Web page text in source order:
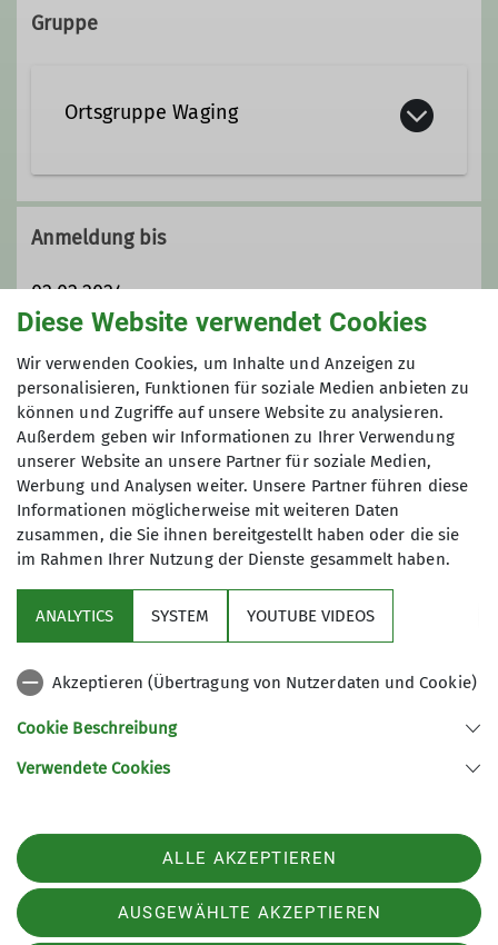
Qualifikationen
Materialwart Ortsgruppe Waging
Gruppe
Ortsgruppe Waging
Anmeldung bis
02.02.2024
Maximale Teilnehmeranzahl
6
wichtige Infos
Partner
83317 Teisendorf
Telefon +4986666177
Diese Website verwendet Cookies
Wir verwenden Cookies, um Inhalte und Anzeigen zu
personalisieren, Funktionen für soziale Medien anbieten zu
können und Zugriffe auf unsere Website zu analysieren.
Außerdem geben wir Informationen zu Ihrer Verwendung
unserer Website an unsere Partner für soziale Medien,
Werbung und Analysen weiter. Unsere Partner führen diese
Informationen möglicherweise mit weiteren Daten
zusammen, die Sie ihnen bereitgestellt haben oder die sie
im Rahmen Ihrer Nutzung der Dienste gesammelt haben.
ANALYTICS SYSTEM YOUTUBE VIDEOS
Akzeptieren (Übertragung von Nutzerdaten und Cookie)
Cookie Beschreibung
Verwendete Cookies
ALLE AKZEPTIEREN
AUSGEWÄHLTE AKZEPTIEREN